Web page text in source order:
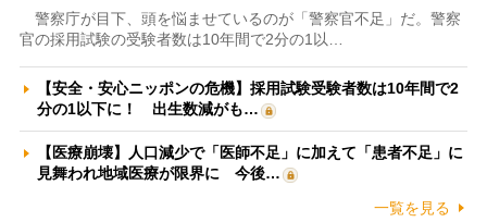
警察庁が目下、頭を悩ませているのが「警察官不足」だ。警察
官の採用試験の受験者数は10年間で2分の1以…
【安全・安心ニッポンの危機】採用試験受験者数は10年間で2
分の1以下に！ 出生数減がも…
【医療崩壊】人口減少で「医師不足」に加えて「患者不足」に
見舞われ地域医療が限界に 今後…
一覧を見る